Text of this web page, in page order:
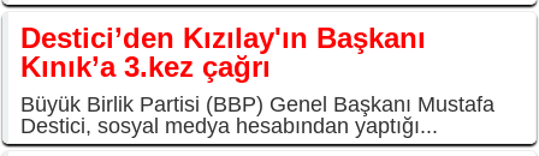
Destici’den Kızılay'ın Başkanı
Kınık’a 3.kez çağrı
Büyük Birlik Partisi (BBP) Genel Başkanı Mustafa
Destici, sosyal medya hesabından yaptığı...